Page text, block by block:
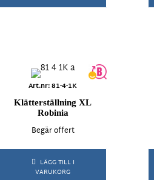
Art.nr: 81-4-1K
Klätterställning XL
Robinia
Begär offert
LÄGG TILL I
VARUKORG